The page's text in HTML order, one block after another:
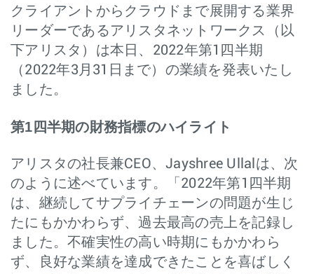
クライアントからクラウドまで展開する業界
リーダーであるアリスタネットワークス（以
下アリスタ）は本日、2022年第1四半期
（2022年3月31日まで）の業績を発表いたし
ました。
第1四半期の財務指標のハイライト
アリスタの社長兼CEO、Jayshree Ullalは、次
のように述べています。「2022年第1四半期
は、継続してサプライチェーンの問題が生じ
たにもかかわらず、過去最高の売上を記録し
ました。不確実性の高い時期にもかかわら
ず、良好な業績を達成できたことを喜ばしく